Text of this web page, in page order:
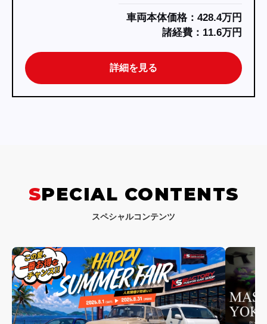
車両本体価格：428.4万円
諸経費：11.6万円
詳細を見る
SPECIAL CONTENTS
スペシャルコンテンツ